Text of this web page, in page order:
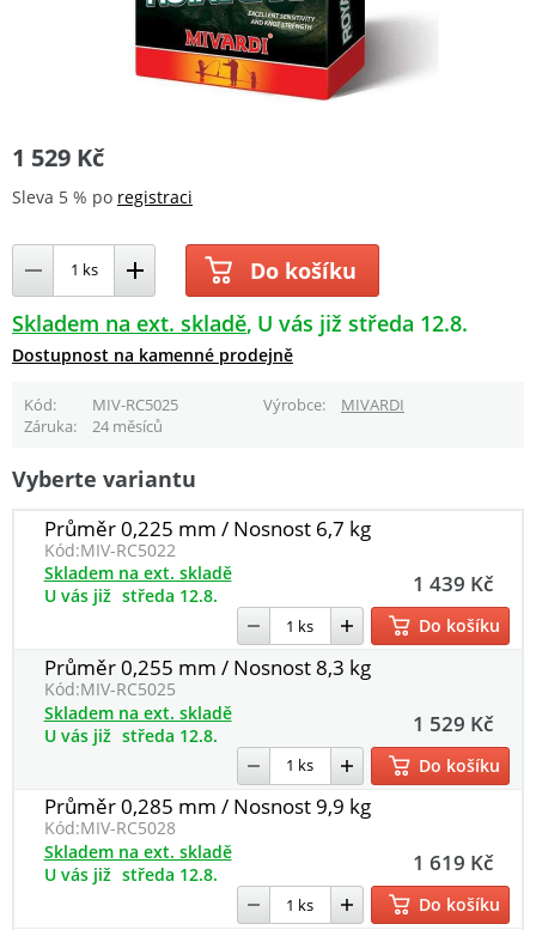
1 529 Kč
Sleva 5 % po registraci
Do košíku
Skladem na ext. skladě U vás již středa 12.8.
Dostupnost na kamenné prodejně
Kód MIV-RC5025 Výrobce
MIVARDI
Záruka
24 měsíců
Vyberte variantu
Průměr 0,225 mm / Nosnost 6,7 kg
Kód:MIV-RC5022
1 439 Kč
Skladem na ext. skladě
U vás již středa 12.8.
Do košíku
Průměr 0,255 mm / Nosnost 8,3 kg
Kód:MIV-RC5025
1 529 Kč
Skladem na ext. skladě
U vás již středa 12.8.
Do košíku
Průměr 0,285 mm / Nosnost 9,9 kg
Kód:MIV-RC5028
1 619 Kč
Skladem na ext. skladě
U vás již středa 12.8.
Do košíku